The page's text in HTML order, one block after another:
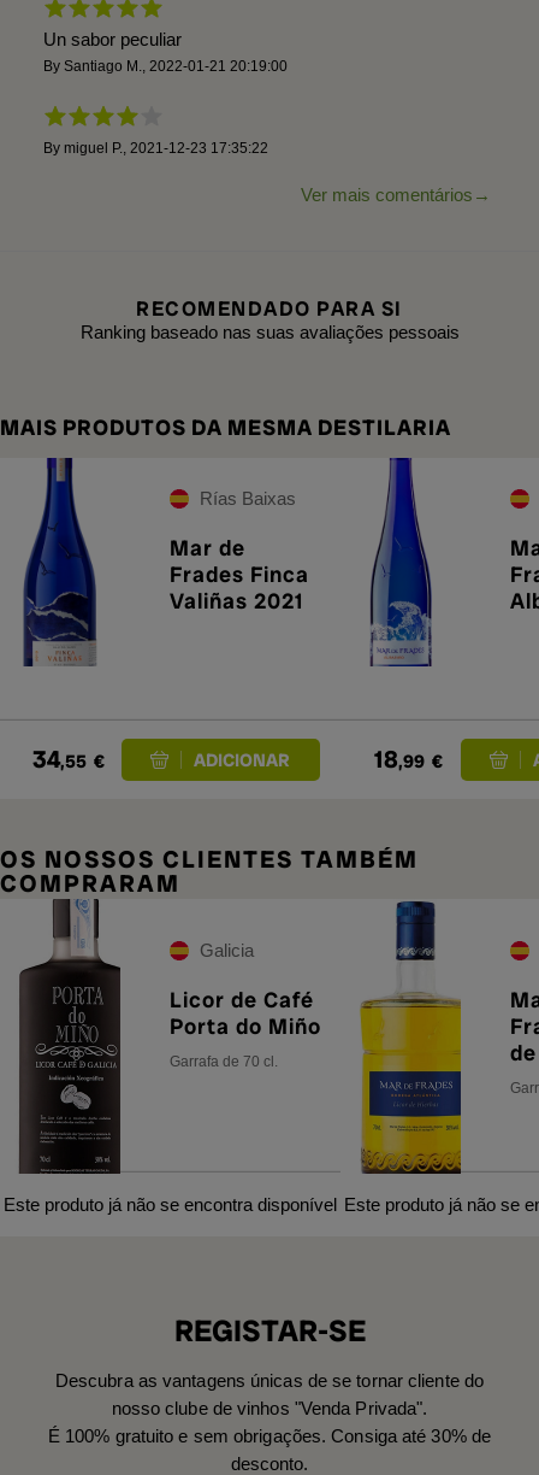
Un sabor peculiar
By Santiago M. 2022-01-21 20:19:00
By miguel P. 2021-12-23 17:35:22
Ver mais comentários
RECOMENDADO PARA SI
Ranking baseado nas suas avaliações pessoais
MAIS PRODUTOS DA MESMA DESTILARIA
Rías Baixas
Mar de
Frades Finca
Valiñas 2021
34,55 € 18,99 €
OS NOSSOS CLIENTES TAMBÉM
COMPRARAM
Galicia
Licor de Café
Porta do Miño
Garrafa de 70 cl.
Este produto já não se encontra disponível Este produto já não se
REGISTAR-SE
Descubra as vantagens únicas de se tornar cliente do
nosso clube de vinhos "Venda Privada".
É 100% gratuito e sem obrigações. Consiga até 30% de
desconto.